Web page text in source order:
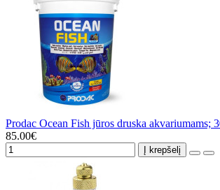
Prodac Ocean Fish jūros druska akvariumams;
85.00€
Į krepšelį